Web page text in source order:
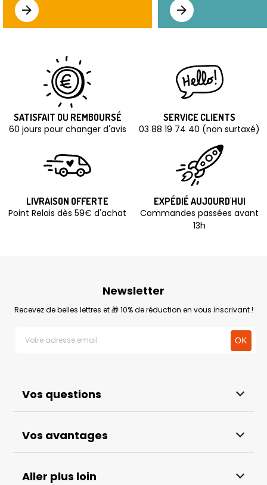
SATISFAIT OU REMBOURSÉ
60 jours pour changer d'avis
SERVICE CLIENTS
03 88 19 74 40 (non surtaxé)
LIVRAISON OFFERTE
Point Relais dès 59€ d'achat
EXPÉDIÉ AUJOURD'HUI
Commandes passées avant
13h
Vos questions
Vos avantages
Aller plus loin
Newsletter
Recevez de belles lettres et 🎁 10% de réduction en vous inscrivant !